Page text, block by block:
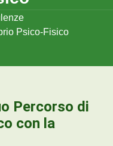
Psico-Fisico
Percorso di
con la